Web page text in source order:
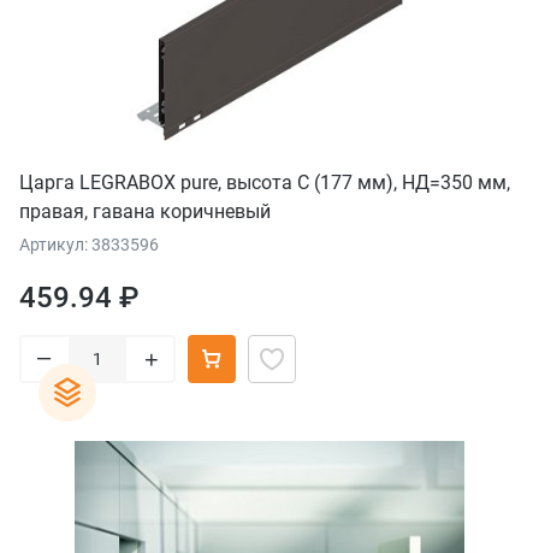
Царга LEGRABOX pure, высота C (177 мм), НД=350 мм,
правая, гавана коричневый
Артикул: 3833596
459.94 ₽
– +